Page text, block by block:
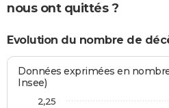
nous ont quittés ?
Evolution du nombre de
Données exprimées en
Insee)
2,25